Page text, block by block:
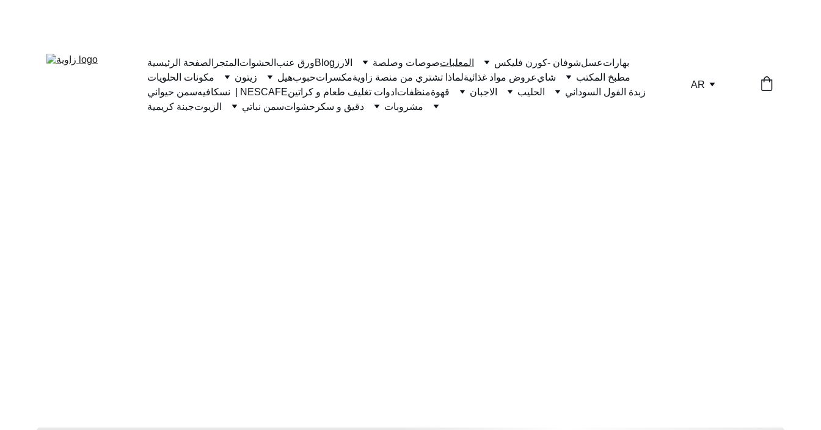
الصفحة الرئيسية المتجر الحشوات ورق عنبBlog الارز صوصات وصلصةالمعلبات شوفان -كورن فليكسعسلبهارات
مكونات الحلويات
زيتون هيلحبوبمكسراتلماذا تشتري من منصة زاويةعروض مواد غذائيةشاي
مطبخ المكتب
سمن حيواني
نسكافيه  | NESCAFEادوات تغليف طعام و كراتين منظفاتقهوة الاجبان الحليب
زبدة الفول السوداني
جبنة كريميةالزيوت سمن نباتيحشوات دقيق و سكر مشروبات
AR